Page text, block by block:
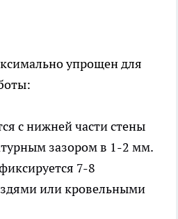
упрощен для
с нижней части стены
зазором в 1-2 мм.
7-8
или кровельными